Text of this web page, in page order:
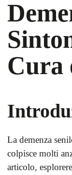
Cura
La demenza
colpisce molti
articolo,